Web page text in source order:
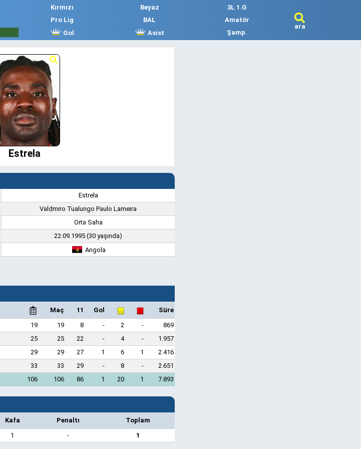
Kırmızı Beyaz
3L 1.G
Pro Lig BAL
Amatör
Gol Asist Şamp.
ara
Estrela
Estrela
Valdmiro Tualungo Paulo Lameira
Orta Saha
22.09.1995 (30 yaşında)
Angola
Maç 11 Gol
Süre
19 19 8 - 2 -
869
25 25 22 - 4 -
1.957
29 29 27 1 6 1
2.416
33 33 29 - 8 -
2.651
106 106 86 1 20 1 7.893
Kafa Penaltı
Toplam
1 - 1